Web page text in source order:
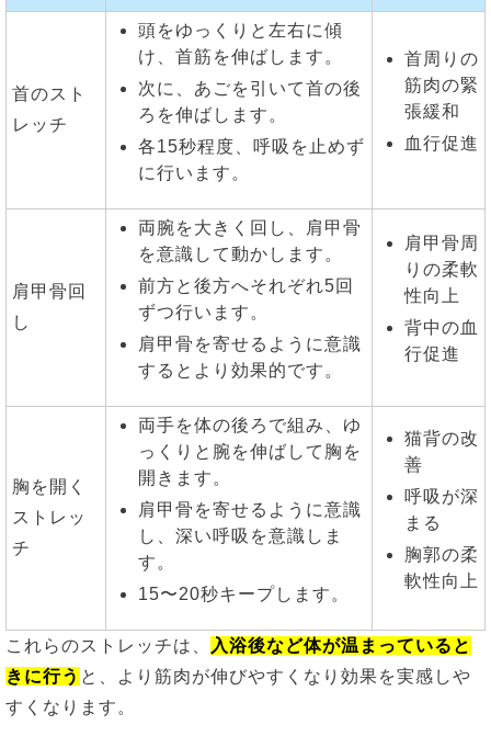
首のスト
レッチ
頭をゆっくりと左右に傾
け、首筋を伸ばします。
次に、あごを引いて首の後
ろを伸ばします。
各15秒程度、呼吸を止めず
に行います。
首周りの
筋肉の緊
張緩和
血行促進
肩甲骨回
し
両腕を大きく回し、肩甲骨
を意識して動かします。
前方と後方へそれぞれ5回
ずつ行います。
肩甲骨を寄せるように意識
するとより効果的です。
肩甲骨周
りの柔軟
性向上
背中の血
行促進
胸を開く
ストレッ
チ
両手を体の後ろで組み、ゆ
っくりと腕を伸ばして胸を
開きます。
肩甲骨を寄せるように意識
し、深い呼吸を意識しま
す。
15〜20秒キープします。
猫背の改
善
呼吸が深
まる
胸郭の柔
軟性向上
これらのストレッチは、
入浴後など体が温まっていると
きに行う と、より筋肉が伸びやすくなり効果を実感しや
すくなります。